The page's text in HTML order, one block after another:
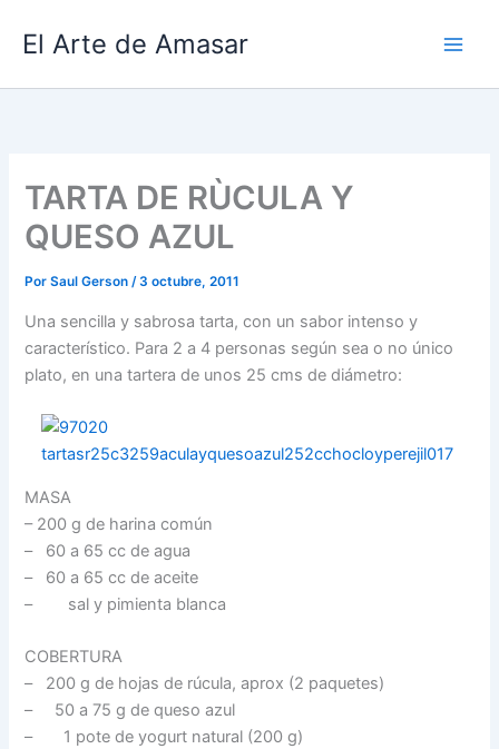
El Arte de Amasar
TARTA DE RÙCULA Y
QUESO AZUL
PorSaul Gerson/3 octubre, 2011
Una sencilla y sabrosa tarta, con un sabor intenso y
característico. Para 2 a 4 personas según sea o no único
plato, en una tartera de unos 25 cms de diámetro:
MASA
– 200 g de harina común
– 60 a 65 cc de agua
– 60 a 65 cc de aceite
– sal y pimienta blanca
COBERTURA
– 200 g de hojas de rúcula, aprox (2 paquetes)
– 50 a 75 g de queso azul
– 1 pote de yogurt natural (200 g)